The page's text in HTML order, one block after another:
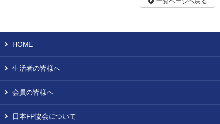
HOME
生活者の皆様へ
会員の皆様へ
日本FP協会について